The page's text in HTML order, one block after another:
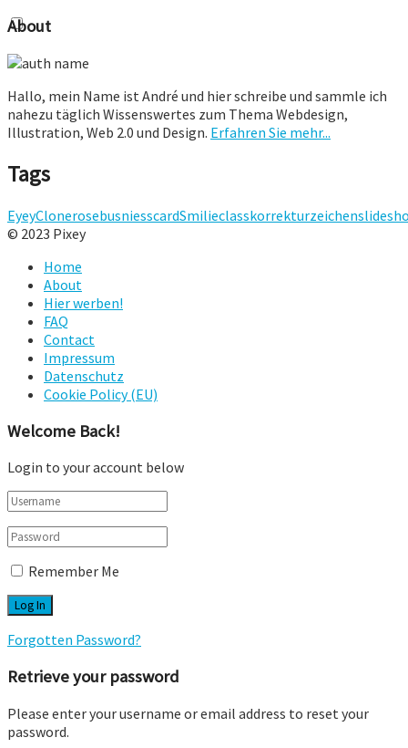
About
Hallo, mein Name ist André und hier schreibe und sammle ich
nahezu täglich Wissenswertes zum Thema Webdesign,
Illustration, Web 2.0 und Design. Erfahren Sie mehr...
Tags
EyeyClonerosebusniesscardSmilieclasskorrekturzeichen
© 2023 Pixey
Home
About
Hier werben!
FAQ
Contact
Impressum
Datenschutz
Cookie Policy (EU)
Welcome Back!
Login to your account below
Remember Me
Forgotten Password?
Retrieve your password
Please enter your username or email address to reset your
password.